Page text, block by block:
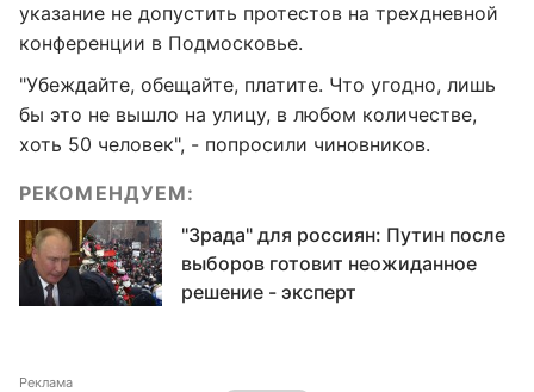
указание не допустить протестов на трехдневной
конференции в Подмосковье.
"Убеждайте, обещайте, платите. Что угодно, лишь
бы это не вышло на улицу, в любом количестве,
хоть 50 человек", - попросили чиновников.
РЕКОМЕНДУЕМ:
"Зрада" для россиян: Путин после
выборов готовит неожиданное
решение - эксперт
Реклама